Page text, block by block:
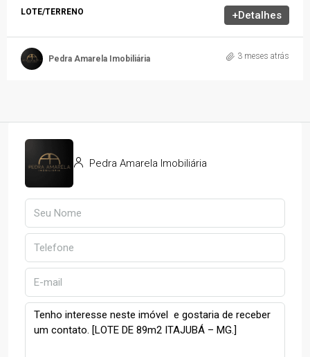
LOTE/TERRENO +Detalhes
Pedra Amarela Imobiliária 3 meses atrás
Pedra Amarela Imobiliária